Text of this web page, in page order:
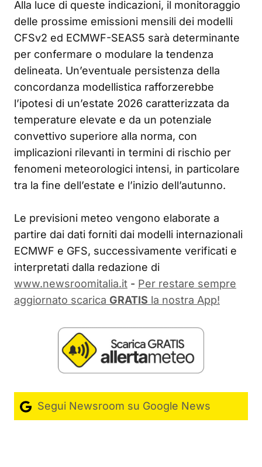
Alla luce di queste indicazioni, il monitoraggio
delle prossime emissioni mensili dei modelli
CFSv2 ed ECMWF-SEAS5 sarà determinante
per confermare o modulare la tendenza
delineata. Un’eventuale persistenza della
concordanza modellistica rafforzerebbe
l’ipotesi di un’estate 2026 caratterizzata da
temperature elevate e da un potenziale
convettivo superiore alla norma, con
implicazioni rilevanti in termini di rischio per
fenomeni meteorologici intensi, in particolare
tra la fine dell’estate e l’inizio dell’autunno.
Le previsioni meteo vengono elaborate a
partire dai dati forniti dai modelli internazionali
ECMWF e GFS, successivamente verificati e
interpretati dalla redazione di
www.newsroomitalia.it - Per restare sempre
aggiornato scarica GRATIS la nostra App!
Segui Newsroom su Google News